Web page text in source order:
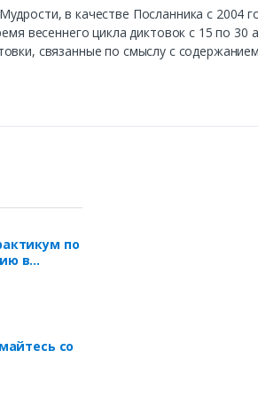
в качестве Посланника с 2004
весеннего цикла диктовок с 15 по 30
связанные по смыслу с
по
в
Учебное
со